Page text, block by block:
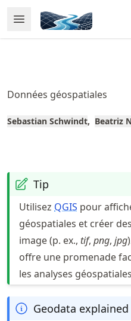
to
article
to
content
Open Menu
Made with MyST
Données géospatiales
Sebastian Schwindt Beatriz
Tip
Utilisez QGIS pour
géospatiales et créer
image (p. ex., tif, png, jpg
offre une promenade
les analyses
Geodata explained